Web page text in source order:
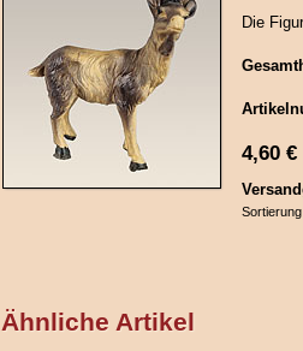
Die
4,60 €
Ähnliche Artikel